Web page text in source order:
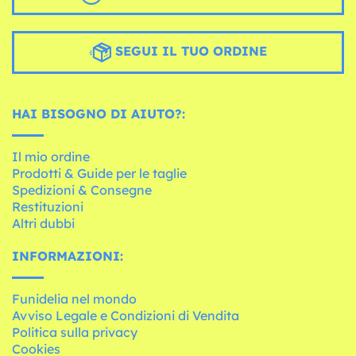
SEGUI IL TUO ORDINE
HAI BISOGNO DI AIUTO?:
Il mio ordine
Prodotti & Guide per le taglie
Spedizioni & Consegne
Restituzioni
Altri dubbi
INFORMAZIONI:
Funidelia nel mondo
Avviso Legale e Condizioni di Vendita
Politica sulla privacy
Cookies